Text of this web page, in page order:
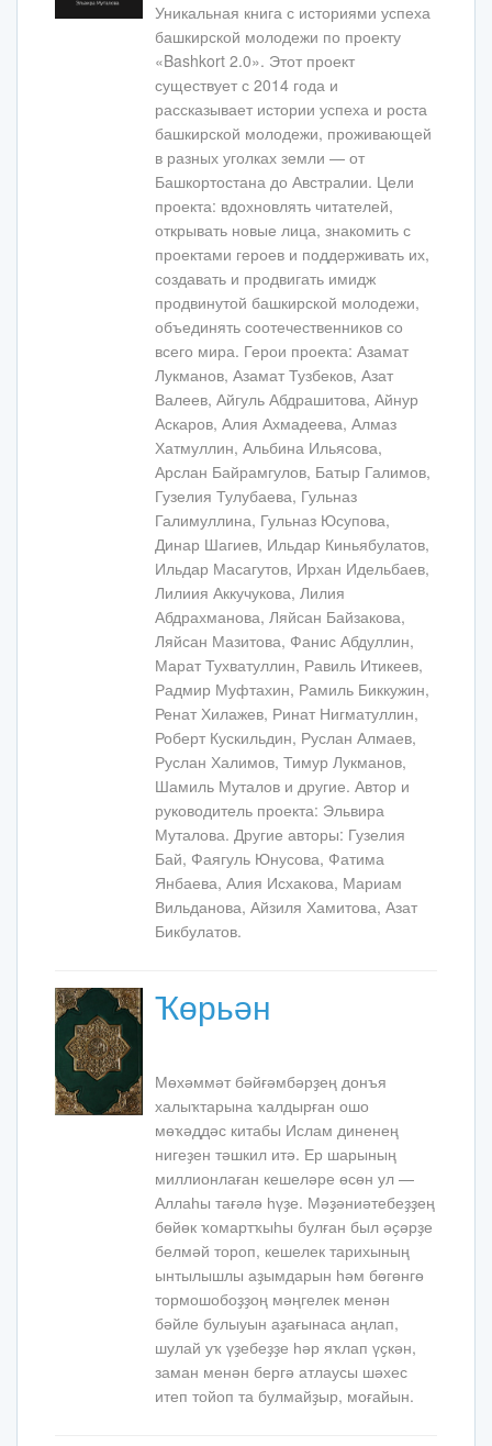
Уникальная книга с историями успеха
башкирской молодежи по проекту
«Bashkort 2.0». Этот проект
существует с 2014 года и
рассказывает истории успеха и роста
башкирской молодежи, проживающей
в разных уголках земли — от
Башкортостана до Австралии. Цели
проекта: вдохновлять читателей,
открывать новые лица, знакомить с
проектами героев и поддерживать их,
создавать и продвигать имидж
продвинутой башкирской молодежи,
объединять соотечественников со
всего мира. Герои проекта: Азамат
Лукманов, Азамат Тузбеков, Азат
Валеев, Айгуль Абдрашитова, Айнур
Аскаров, Алия Ахмадеева, Алмаз
Хатмуллин, Альбина Ильясова,
Арслан Байрамгулов, Батыр Галимов,
Гузелия Тулубаева, Гульназ
Галимуллина, Гульназ Юсупова,
Динар Шагиев, Ильдар Киньябулатов,
Ильдар Масагутов, Ирхан Идельбаев,
Лилиия Аккучукова, Лилия
Абдрахманова, Ляйсан Байзакова,
Ляйсан Мазитова, Фанис Абдуллин,
Марат Тухватуллин, Равиль Итикеев,
Радмир Муфтахин, Рамиль Биккужин,
Ренат Хилажев, Ринат Нигматуллин,
Роберт Кускильдин, Руслан Алмаев,
Руслан Халимов, Тимур Лукманов,
Шамиль Муталов и другие. Автор и
руководитель проекта: Эльвира
Муталова. Другие авторы: Гузелия
Бай, Фаягуль Юнусова, Фатима
Янбаева, Алия Исхакова, Мариам
Вильданова, Айзиля Хамитова, Азат
Бикбулатов.
Ҡөрьән
Мөхәммәт бәйғәмбәрҙең донъя
халыҡтарына ҡалдырған ошо
мөҡәддәс китабы Ислам диненең
нигеҙен тәшкил итә. Ер шарының
миллионлаған кешеләре өсөн ул —
Аллаһы тағәлә һүҙе. Мәҙәниәтебеҙҙең
бөйөк ҡомартҡыһы булған был әҫәрҙе
белмәй тороп, кешелек тарихының
ынтылышлы аҙымдарын һәм бөгөнгө
тормошобоҙҙоң мәңгелек менән
бәйле булыуын аҙағынаса аңлап,
шулай уҡ үҙебеҙҙе һәр яҡлап үҫкән,
заман менән бергә атлаусы шәхес
итеп тойоп та булмайҙыр, моғайын.